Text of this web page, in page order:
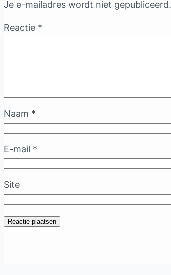
Je e-mailadres wordt niet gepubliceerd.
Reactie *
Naam *
E-mail *
Site